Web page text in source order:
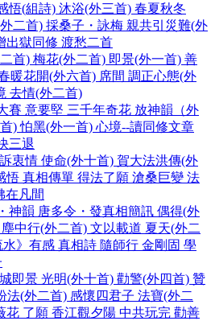
悟(組詩) 沐浴(外三首) 春夏秋冬
二首) 採桑子・詠梅 親共引災難(外
出獄同修 渡愁二首
首) 梅花(外二首) 即景(外一首) 善
暖花開(外六首) 席間 調正心態(外
去情(外二首)
賽 意要堅 三千年奇花 放神韻（外
) 怕黑(外一首) 心境--讀同修文章
三退
衷情 使命(外十首) 賀大法洪傳(外
悟 真相傳單 得法了願 滄桑巨變 法
在凡間
神韻 唐多令・發真相簡訊 偶得(外
中行(外二首) 文以載道 夏天(外二
》有感 真相詩 隨師行 金剛固 學
即景 光明(外十首) 勸警(外四首) 贊
法(外二首) 感懷四君子 法寶(外二
花 了願 香江觀夕陽 中共玩完 勸善